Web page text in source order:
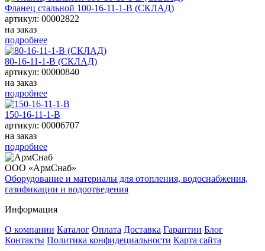
Фланец стальной 100-16-11-1-B (СКЛАД)
артикул: 00002822
на заказ
подробнее
80-16-11-1-B (СКЛАД)
артикул: 00000840
на заказ
подробнее
150-16-11-1-B
артикул: 00006707
на заказ
подробнее
ООО «АрмСнаб»
Оборудование и материалы для отопления, водоснабжения,
газификации и водоотведения
Информация
О компании Каталог Оплата Доставка Гарантии Блог
Контакты Политика конфидециальности Карта сайта